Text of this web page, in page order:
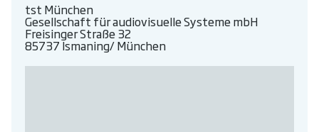
tst München
Gesellschaft für audiovisuelle Systeme mbH
Freisinger Straße 32
85737 Ismaning/ München